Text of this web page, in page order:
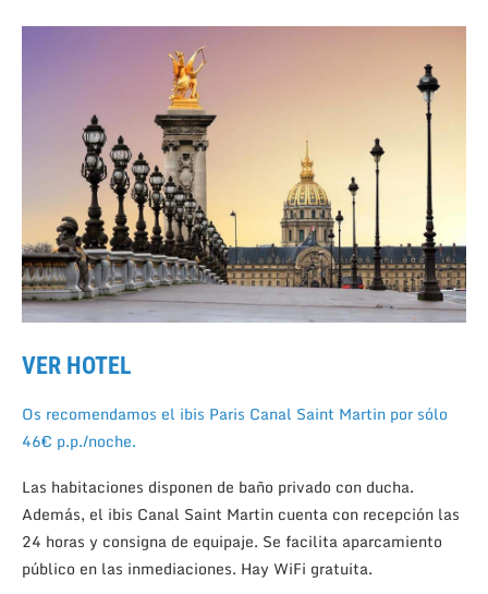
VER HOTEL
Os recomendamos el ibis Paris Canal Saint Martin por sólo
46€ p.p./noche.
Las habitaciones disponen de baño privado con ducha.
Además, el ibis Canal Saint Martin cuenta con recepción las
24 horas y consigna de equipaje. Se facilita aparcamiento
público en las inmediaciones. Hay WiFi gratuita.